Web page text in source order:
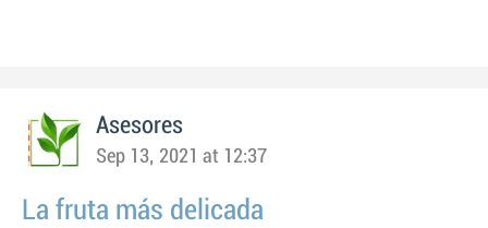
Asesores
Sep 13, 2021 at 12:37
La fruta más delicada